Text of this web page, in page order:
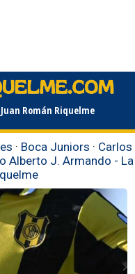
Román Riquelme
· Boca Juniors · Carlos
Alberto J. Armando - La